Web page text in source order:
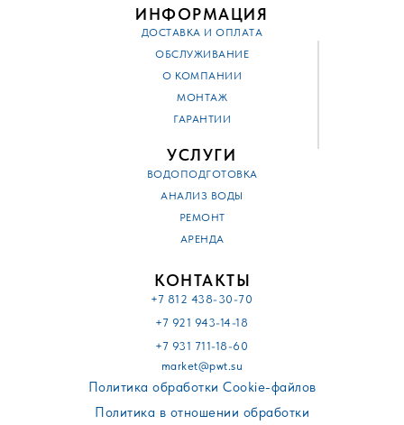
+7 812 438-30-70
+7 921 943-14-18
+7 931 711-18-60
ИНФОРМАЦИЯ
УСЛУГИ
ДОСТАВКА И ОПЛАТА
ОБСЛУЖИВАНИЕ
О КОМПАНИИ
МОНТАЖ
ГАРАНТИИ
ВОДОПОДГОТОВКА
АНАЛИЗ ВОДЫ
РЕМОНТ
АРЕНДА
КОНТАКТЫ
Политика обработки Cookie-файлов
market@pwt.su
Политика в отношении обработки